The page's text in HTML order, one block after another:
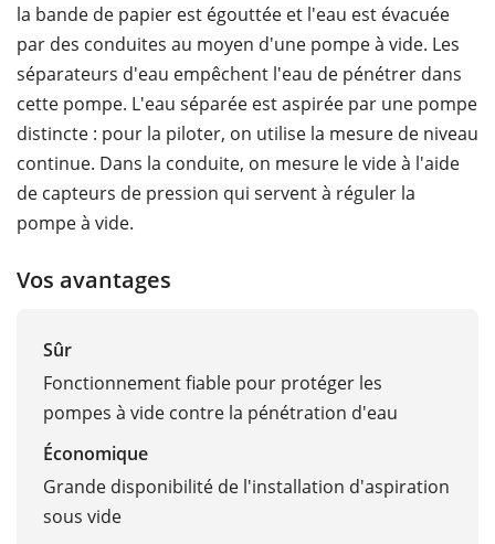
la bande de papier est égouttée et l'eau est évacuée
par des conduites au moyen d'une pompe à vide. Les
séparateurs d'eau empêchent l'eau de pénétrer dans
cette pompe. L'eau séparée est aspirée par une pompe
distincte : pour la piloter, on utilise la mesure de niveau
continue. Dans la conduite, on mesure le vide à l'aide
de capteurs de pression qui servent à réguler la
pompe à vide.
Vos avantages
Sûr
Fonctionnement fiable pour protéger les
pompes à vide contre la pénétration d'eau
Économique
Grande disponibilité de l'installation d'aspiration
sous vide